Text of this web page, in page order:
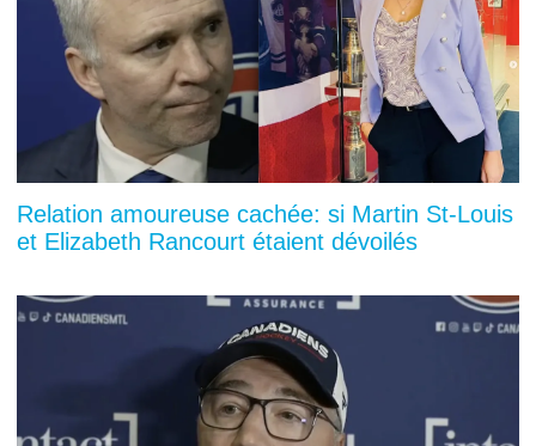
Relation amoureuse cachée: si Martin St-Louis
et Elizabeth Rancourt étaient dévoilés